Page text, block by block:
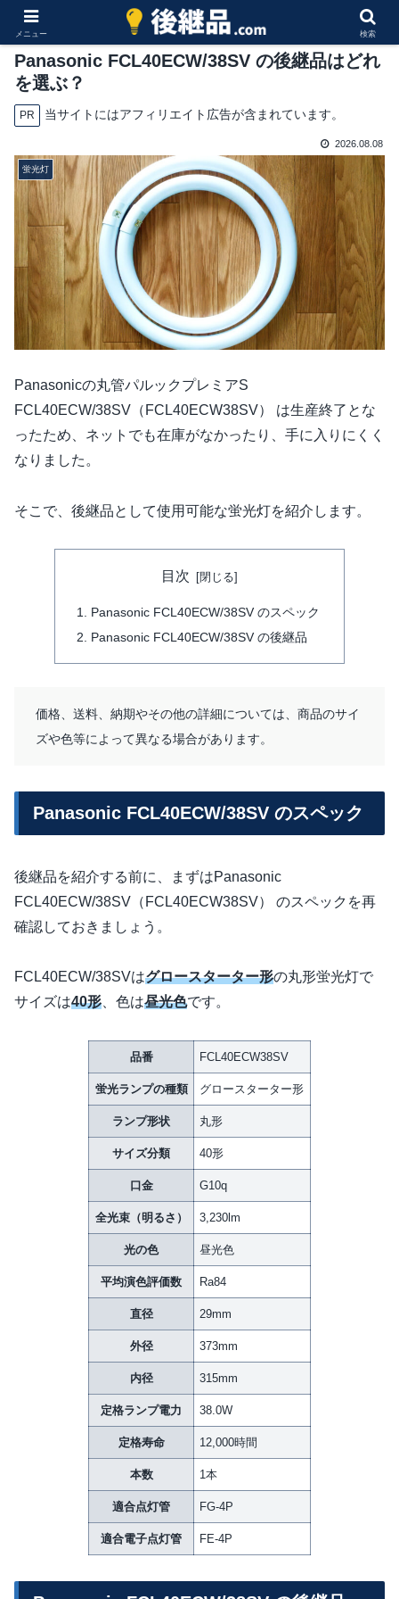
Panasonic FCL40ECW/38SV の後継品はどれ
を選ぶ？
PR 当サイトにはアフィリエイト広告が含まれています。
2026.08.08
蛍光灯
Panasonicの丸管パルックプレミアS
FCL40ECW/38SV（FCL40ECW38SV） は生産終了とな
ったため、ネットでも在庫がなかったり、手に入りにくく
なりました。
そこで、後継品として使用可能な蛍光灯を紹介します。
目次
Panasonic FCL40ECW/38SV のスペック
Panasonic FCL40ECW/38SV の後継品
価格、送料、納期やその他の詳細については、商品のサイ
ズや色等によって異なる場合があります。
Panasonic FCL40ECW/38SV のスペック
後継品を紹介する前に、まずはPanasonic
FCL40ECW/38SV（FCL40ECW38SV） のスペックを再
確認しておきましょう。
FCL40ECW/38SVはグロースターター形の丸形蛍光灯で
サイズは40形 、色は昼光色です。
品番 FCL40ECW38SV
蛍光ランプの種類 グロースターター形
ランプ形状 丸形
サイズ分類 40形
口金 G10q
全光束（明るさ） 3,230lm
光の色 昼光色
平均演色評価数 Ra84
直径 29mm
外径 373mm
内径 315mm
定格ランプ電力 38.0W
定格寿命 12,000時間
本数 1本
適合点灯管 FG-4P
適合電子点灯管 FE-4P
メニュー 検索